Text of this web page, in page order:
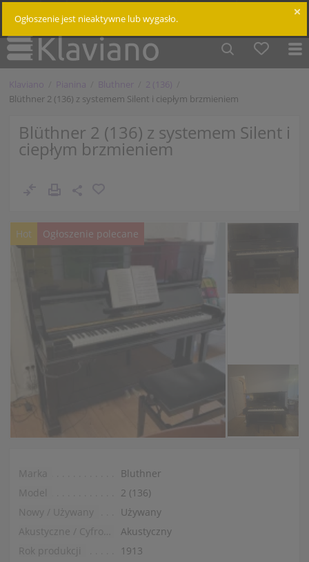
Ogłoszenie jest nieaktywne lub wygasło.
Klaviano Pianina Bluthner
2 (136)
Blüthner 2 (136) z systemem Silent i ciepłym brzmieniem
Blüthner 2 (136) z systemem Silent i
ciepłym brzmieniem
Hot Ogłoszenie polecane
Marka
Bluthner
Model
2 (136)
Nowy / Używany
Używany
Akustyczny
Rok produkcji
1913